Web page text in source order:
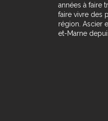
années à faire
faire vivre des
région. Ascier
et-Marne